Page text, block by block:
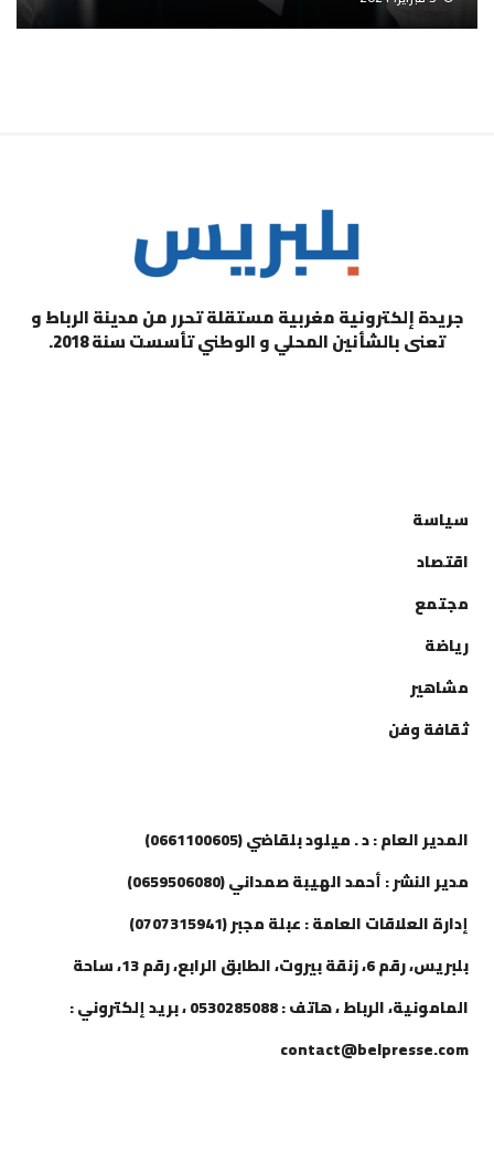
جريدة إلكترونية مغربية مستقلة تحرر من مدينة الرباط و
تعنى بالشأنين المحلي و الوطني تأسست سنة 2018.
سياسة
اقتصاد
مجتمع
رياضة
مشاهير
ثقافة وفن
المدير العام : د . ميلود بلقاضي (0661100605)
مدير النشر : أحمد الهيبة صمداني (0659506080)
إدارة العلاقات العامة : عبلة مجبر (0707315941)
بلبريس، رقم 6، زنقة بيروت، الطابق الرابع، رقم 13، ساحة
المامونية، الرباط ، هاتف : 0530285088 ، بريد إلكتروني :
contact@belpresse.com